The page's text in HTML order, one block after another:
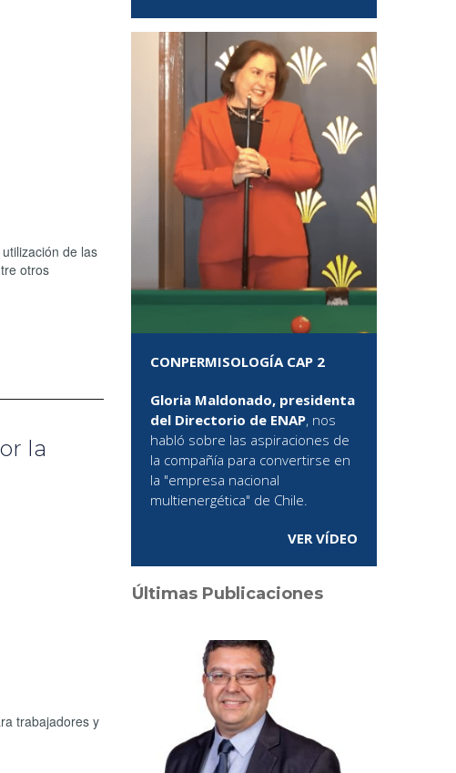
de las
otros
la
trabajadores y
CONPERMISOLOGÍA CAP 2
Gloria Maldonado, presidenta
del Directorio de ENAP, nos
habló sobre las aspiraciones de
la compañía para convertirse en
la "empresa nacional
multienergética" de Chile.
VER VÍDEO
Últimas Publicaciones